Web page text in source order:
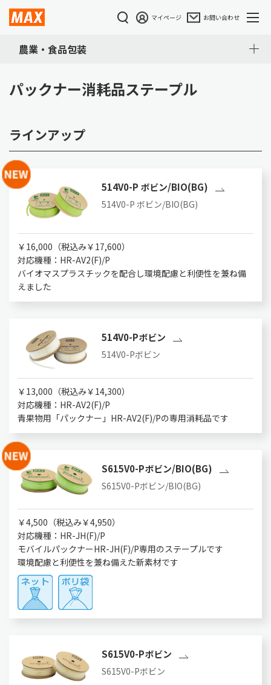
マイページ お問い合わせ
農業・食品包装
パックナー消耗品ステープル
ラインアップ
514V0-P ボビン/BIO(BG)
514V0-P ボビン/BIO(BG)
￥16,000（税込み￥17,600）
対応機種：HR-AV2(F)/P
バイオマスプラスチックを配合し環境配慮と利便性を兼ね備
えました
514V0-Pボビン
514V0-Pボビン
￥13,000（税込み￥14,300）
対応機種：HR-AV2(F)/P
青果物用「パックナー」HR-AV2(F)/Pの専用消耗品です
S615V0-Pボビン/BIO(BG)
S615V0-Pボビン/BIO(BG)
￥4,500（税込み￥4,950）
対応機種：HR-JH(F)/P
モバイルパックナーHR-JH(F)/P専用のステープルです
環境配慮と利便性を兼ね備えた新素材です
S615V0-Pボビン
S615V0-Pボビン